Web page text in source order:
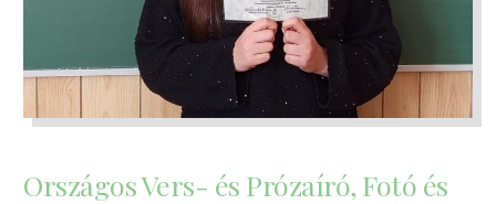
Országos Vers- és Prózaíró, Fotó és